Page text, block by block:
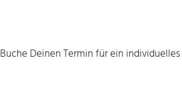
Buche Deinen Termin für ein